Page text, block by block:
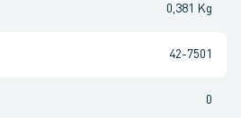
0,381 Kg
42-7501
0